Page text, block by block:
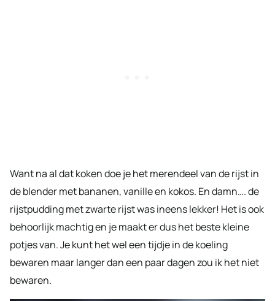
Want na al dat koken doe je het merendeel van de rijst in
de blender met bananen, vanille en kokos. En damn…. de
rijstpudding met zwarte rijst was ineens lekker! Het is ook
behoorlijk machtig en je maakt er dus het beste kleine
potjes van. Je kunt het wel een tijdje in de koeling
bewaren maar langer dan een paar dagen zou ik het niet
bewaren.